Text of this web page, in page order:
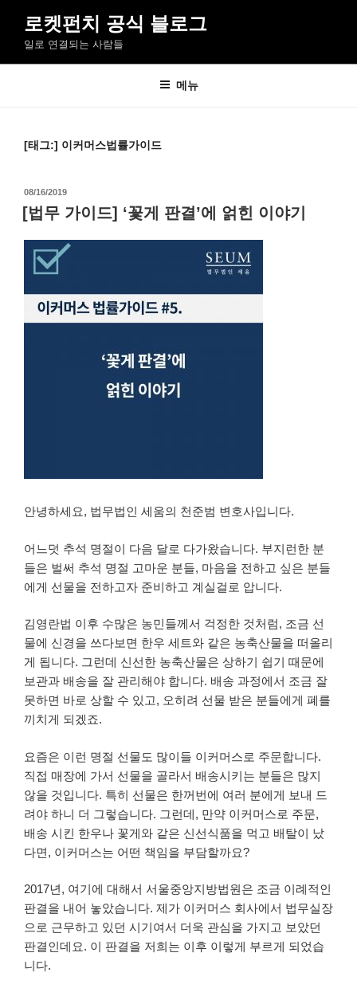
로
로켓펀치 공식 블로그
일로 연결되는 사람들
메뉴
[태그:] 이커머스법률가이드
작
성
일
08/16/2019
[법무 가이드] ‘꽃게 판결’에 얽힌 이야기
안녕하세요, 법무법인 세움의 천준범 변호사입니다.
어느덧 추석 명절이 다음 달로 다가왔습니다. 부지런한 분
들은 벌써 추석 명절 고마운 분들, 마음을 전하고 싶은 분들
에게 선물을 전하고자 준비하고 계실걸로 압니다.
김영란법 이후 수많은 농민들께서 걱정한 것처럼, 조금 선
물에 신경을 쓰다보면 한우 세트와 같은 농축산물을 떠올리
게 됩니다. 그런데 신선한 농축산물은 상하기 쉽기 때문에
보관과 배송을 잘 관리해야 합니다. 배송 과정에서 조금 잘
못하면 바로 상할 수 있고, 오히려 선물 받은 분들에게 폐를
끼치게 되겠죠.
요즘은 이런 명절 선물도 많이들 이커머스로 주문합니다.
직접 매장에 가서 선물을 골라서 배송시키는 분들은 많지
않을 것입니다. 특히 선물은 한꺼번에 여러 분에게 보내 드
려야 하니 더 그렇습니다. 그런데, 만약 이커머스로 주문,
배송 시킨 한우나 꽃게와 같은 신선식품을 먹고 배탈이 났
다면, 이커머스는 어떤 책임을 부담할까요?
​2017년, 여기에 대해서 서울중앙지방법원은 조금 이례적인
판결을 내어 놓았습니다. 제가 이커머스 회사에서 법무실장
으로 근무하고 있던 시기여서 더욱 관심을 가지고 보았던
판결인데요. 이 판결을 저희는 이후 이렇게 부르게 되었습
니다.